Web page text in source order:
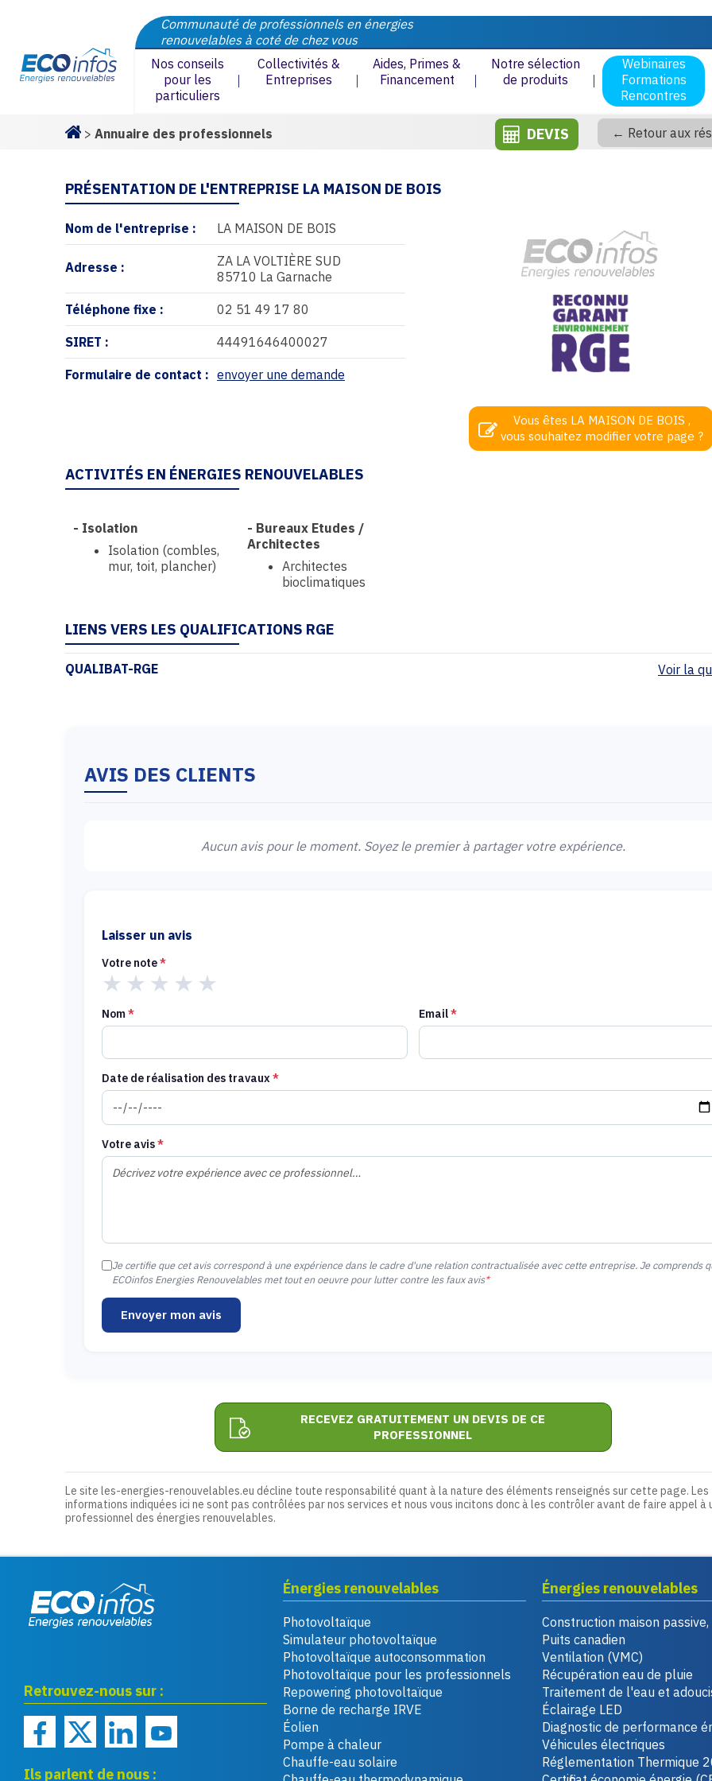
Communauté de professionnels en énergies
renouvelables à coté de chez vous
Nos conseils
pour les
particuliers
Collectivités &
Entreprises
Aides, Primes &
Financement
Notre sélection
de produits
Webinaires
Formations
Rencontres
> Annuaire des professionnels DEVIS ← Retour aux
PRÉSENTATION DE L'ENTREPRISE LA MAISON DE BOIS
Nom de l'entreprise : LA MAISON DE BOIS
Adresse :
ZA LA VOLTIÈRE SUD
85710 La Garnache
Téléphone fixe : 02 51 49 17 80
SIRET : 44491646400027
Formulaire de contact : envoyer une demande
Vous êtes LA MAISON DE BOIS ,
vous souhaitez modifier votre page ?
ACTIVITÉS EN ÉNERGIES RENOUVELABLES
- Isolation
Isolation (combles,
mur, toit, plancher)
- Bureaux Etudes /
Architectes
Architectes
bioclimatiques
LIENS VERS LES QUALIFICATIONS RGE
QUALIBAT-RGE Voir la
AVIS DES CLIENTS
Aucun avis pour le moment. Soyez le premier à partager votre expérience.
Laisser un avis
Votre note*
★ ★ ★ ★ ★
Nom* Email*
Date de réalisation des travaux *
Votre avis*
Je certifie que cet avis correspond à une expérience dans le cadre d'une relation contractualisée avec cette entreprise. Je comprends
ECOinfos Energies Renouvelables met tout en oeuvre pour lutter contre les faux avis*
Envoyer mon avis
RECEVEZ GRATUITEMENT UN DEVIS DE CE
PROFESSIONNEL
Le site les-energies-renouvelables.eu décline toute responsabilité quant à la nature des éléments renseignés sur cette page. Les
informations indiquées ici ne sont pas contrôlées par nos services et nous vous incitons donc à les contrôler avant de faire appel à
professionnel des énergies renouvelables.
Retrouvez-nous sur :
Ils parlent de nous :
Énergies renouvelables
Photovoltaïque
Simulateur photovoltaïque
Photovoltaïque autoconsommation
Photovoltaïque pour les professionnels
Repowering photovoltaïque
Borne de recharge IRVE
Éolien
Pompe à chaleur
Chauffe-eau solaire
Énergies renouvelables
Construction maison passive,
Puits canadien
Ventilation (VMC)
Récupération eau de pluie
Traitement de l'eau et
Éclairage LED
Diagnostic de performance
Véhicules électriques
Réglementation Thermique